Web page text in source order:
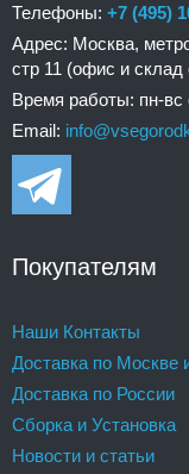
Телефоны: +7 (495)
Адрес: Москва,
стр 11 (офис и
Время работы: пн-вс
Email:
Покупателям
Наши Контакты
Доставка по Москве
Доставка по России
Сборка и Установка
Новости и статьи